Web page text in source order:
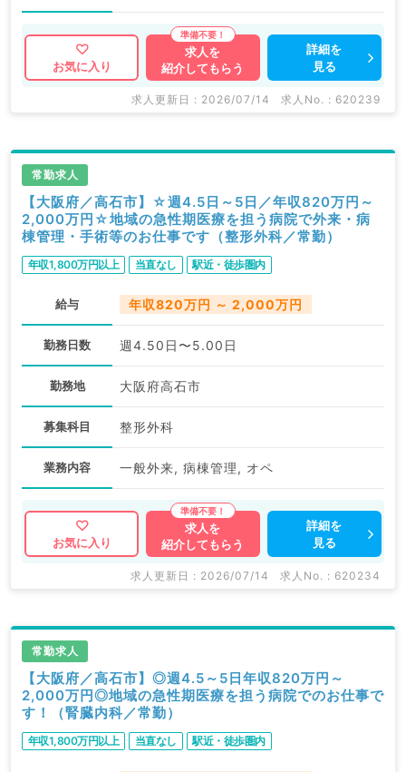
お気に入り
求人を
紹介してもらう
詳細を
見る
求人更新日 : 2026/07/14 求人No. : 620239
常勤求人
【大阪府／高石市】☆週4.5日～5日／年収820万円～
2,000万円☆地域の急性期医療を担う病院で外来・病
棟管理・手術等のお仕事です（整形外科／常勤）
年収1,800万円以上 当直なし 駅近・徒歩圏内
給与 年収820万円 ～ 2,000万円
勤務日数 週4.50日〜5.00日
勤務地 大阪府高石市
募集科目 整形外科
業務内容 一般外来, 病棟管理, オペ
お気に入り
求人を
紹介してもらう
詳細を
見る
求人更新日 : 2026/07/14 求人No. : 620234
常勤求人
【大阪府／高石市】◎週4.5～5日年収820万円～
2,000万円◎地域の急性期医療を担う病院でのお仕事で
す！（腎臓内科／常勤）
年収1,800万円以上 当直なし 駅近・徒歩圏内